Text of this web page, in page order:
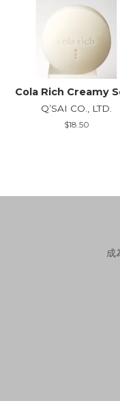
Cola Rich Creamy
Q’SAI CO., LTD.
Regular
$18.50
成